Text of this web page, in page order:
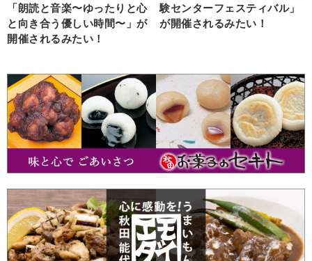
「朗読と音楽〜ゆったりと心
と向き合う優しい時間〜」が
開催されるみたい！
験センターフェスティバル」
が開催されるみたい！